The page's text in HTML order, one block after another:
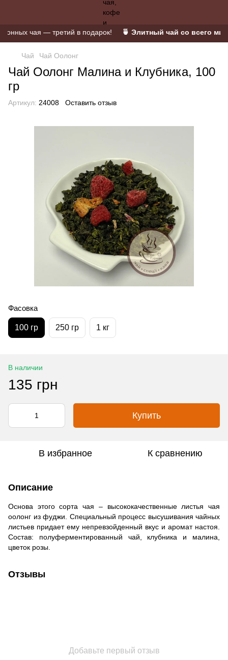
чая — третий в подарок! 🍵 Элитный чай со всего
Чай Чай Оолонг
Чай Оолонг Малина и Клубника, 100
гр
Артикул: 24008 Оставить отзыв
Фасовка
100 гр 250 гр 1 кг
В наличии
135 грн
Купить
В избранное К сравнению
Описание
Основа этого сорта чая – высококачественные листья чая
оолонг из фуджи. Специальный процесс высушивания чайных
листьев придает ему непревзойденный вкус и аромат настоя.
Состав: полуферментированный чай, клубника и малина,
цветок розы.
Отзывы
Добавьте первый отзыв